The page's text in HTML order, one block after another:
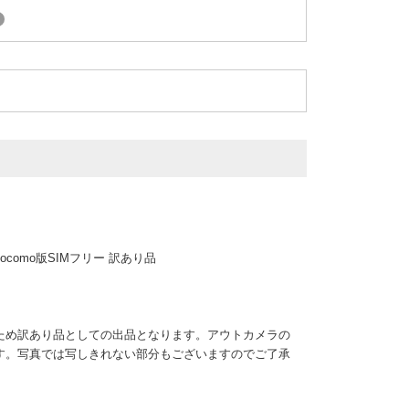
版SIMフリー 訳あり品
訳あり品としての出品となります。アウトカメラの
写真では写しきれない部分もございますのでご了承